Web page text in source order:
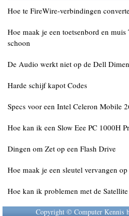
Hoe te FireWire-verbindingen
Hoe maak je een toetsenbord en
schoon
De Audio werkt niet op de Dell
Harde schijf kapot Codes
Specs voor een Intel Celeron Mobile
Hoe kan ik een Slow Eee PC 1000H
Dingen om Zet op een Flash Drive
Hoe maak je een sleutel vervangen
Hoe kan ik problemen met de
Copyright © Computer Kennis